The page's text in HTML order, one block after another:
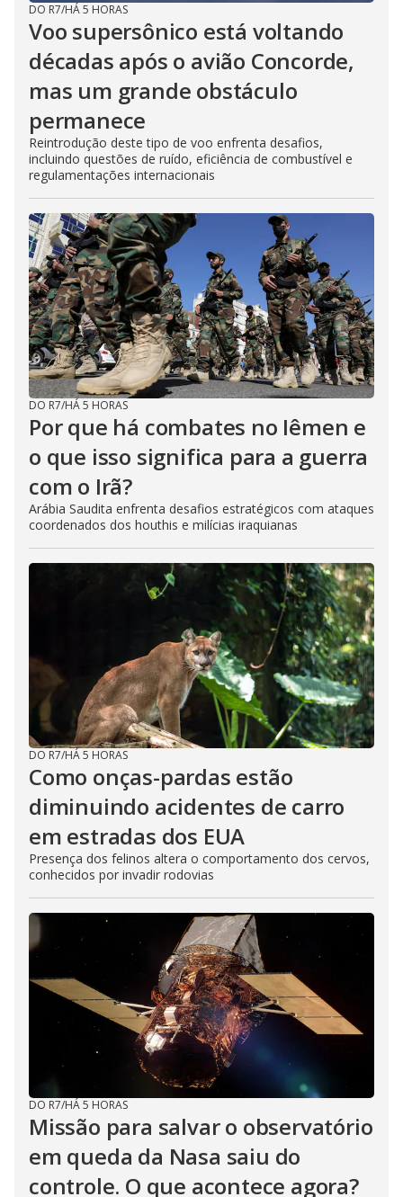
DO R7/HÁ 5 HORAS
Voo supersônico está voltando
décadas após o avião Concorde,
mas um grande obstáculo
permanece
Reintrodução deste tipo de voo enfrenta desafios,
incluindo questões de ruído, eficiência de combustível e
regulamentações internacionais
DO R7/HÁ 5 HORAS
Por que há combates no Iêmen e
o que isso significa para a guerra
com o Irã?
Arábia Saudita enfrenta desafios estratégicos com ataques
coordenados dos houthis e milícias iraquianas
DO R7/HÁ 5 HORAS
Como onças-pardas estão
diminuindo acidentes de carro
em estradas dos EUA
Presença dos felinos altera o comportamento dos cervos,
conhecidos por invadir rodovias
DO R7/HÁ 5 HORAS
Missão para salvar o observatório
em queda da Nasa saiu do
controle. O que acontece agora?